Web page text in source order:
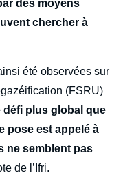
des moyens
chercher à
été observées sur
(FSRU)
défi plus global que
pose est appelé à
ne semblent pas
de l’Ifri.